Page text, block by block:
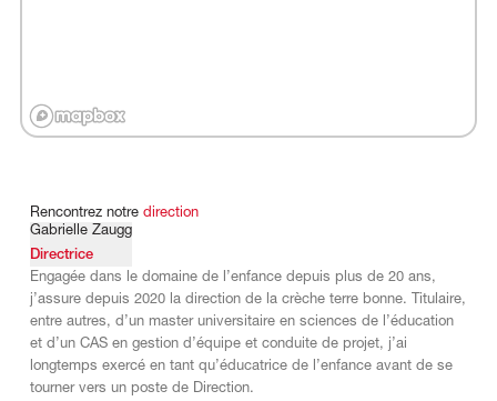
Rencontrez notre direction
Gabrielle Zaugg
Directrice
Engagée dans le domaine de l’enfance depuis plus de 20 ans,
j’assure depuis 2020 la direction de la crèche terre bonne. Titulaire,
entre autres, d’un master universitaire en sciences de l’éducation
et d’un CAS en gestion d’équipe et conduite de projet, j’ai
longtemps exercé en tant qu’éducatrice de l’enfance avant de se
tourner vers un poste de Direction.